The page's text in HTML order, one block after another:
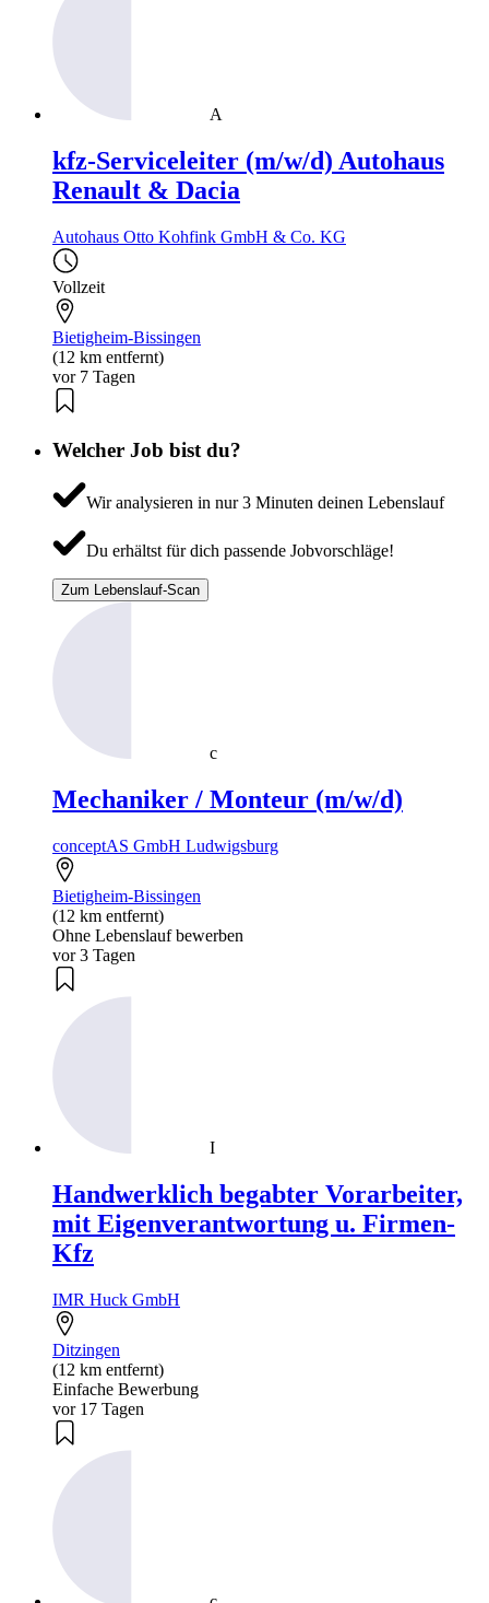
A
kfz-Serviceleiter (m/w/d) Autohaus
Renault & Dacia
Autohaus Otto Kohfink GmbH & Co. KG
Vollzeit
Bietigheim-Bissingen
(12 km entfernt)
vor 7 Tagen
Welcher Job bist du?
Wir analysieren in nur 3 Minuten deinen Lebenslauf
Du erhältst für dich passende Jobvorschläge!
Zum Lebenslauf-Scan
c
Mechaniker / Monteur (m/w/d)
conceptAS GmbH Ludwigsburg
Bietigheim-Bissingen
(12 km entfernt)
Ohne Lebenslauf bewerben
vor 3 Tagen
I
Handwerklich begabter Vorarbeiter,
mit Eigenverantwortung u. Firmen-
Kfz
IMR Huck GmbH
Ditzingen
(12 km entfernt)
Einfache Bewerbung
vor 17 Tagen